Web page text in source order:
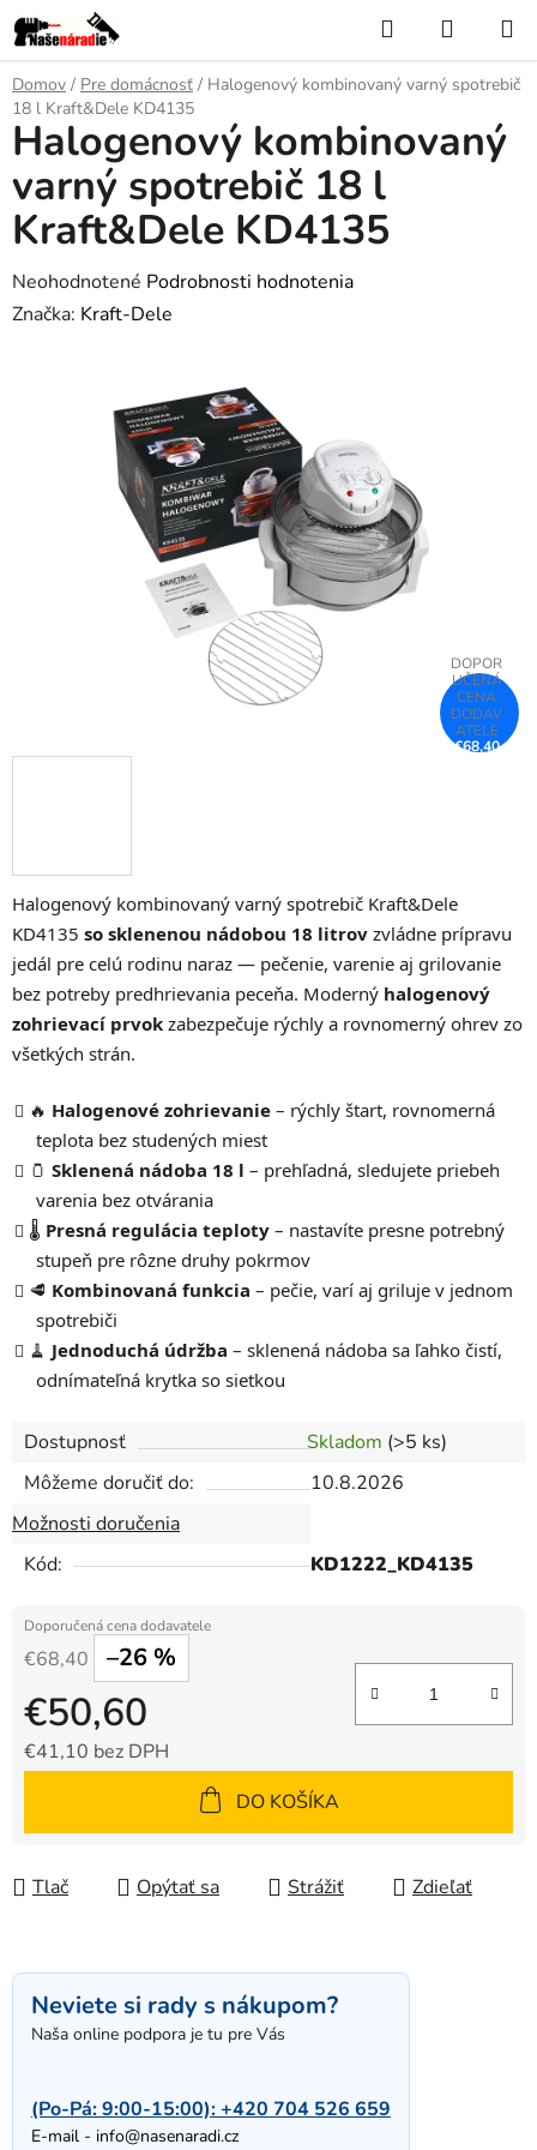
Prejsť
na
obsah
Hľadať
KOŠÍK
Domov / Pre domácnosť / Halogenový kombinovaný varný spotrebič
18 l Kraft&Dele KD4135
Halogenový kombinovaný varný spotrebič Kraft&Dele
KD4135 so sklenenou nádobou 18 litrov zvládne prípravu
jedál pre celú rodinu naraz — pečenie, varenie aj grilovanie
bez potreby predhrievania peceňa. Moderný halogenový
zohrievací prvok zabezpečuje rýchly a rovnomerný ohrev zo
všetkých strán.
🔥 Halogenové zohrievanie – rýchly štart, rovnomerná
teplota bez studených miest
🫙 Sklenená nádoba 18 l – prehľadná, sledujete priebeh
varenia bez otvárania
🌡️ Presná regulácia teploty – nastavíte presne potrebný
stupeň pre rôzne druhy pokrmov
🥩 Kombinovaná funkcia – pečie, varí aj griluje v jednom
spotrebiči
🧹 Jednoduchá údržba – sklenená nádoba sa ľahko čistí,
odnímateľná krytka so sietkou
Dostupnosť Skladom (>5 ks)
Môžeme doručiť do:
10.8.2026
Možnosti doručenia
Kód:
KD1222_KD4135
€68,40 –26 %
€50,60
€41,10 bez DPH
DO KOŠÍKA
Tlač Opýtať sa Strážiť Zdieľať
Halogenový kombinovaný
varný spotrebič 18 l
Kraft&Dele KD4135
Priemerné
hodnotenie
Neohodnotené Podrobnosti hodnotenia
Značka: Kraft-Dele
€68,40
Neviete si rady s nákupom?
Naša online podpora je tu pre Vás
(Po-Pá: 9:00-15:00):+420 704 526 659
E-mail - info@nasenaradi.cz